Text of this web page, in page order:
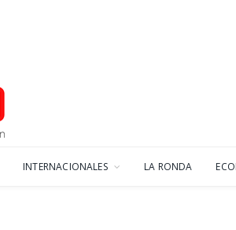
INTERNACIONALES LA RONDA